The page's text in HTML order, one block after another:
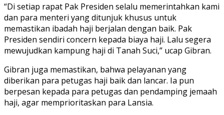
“Di setiap rapat Pak Presiden selalu memerintahkan kami
dan para menteri yang ditunjuk khusus untuk
memastikan ibadah haji berjalan dengan baik. Pak
Presiden sendiri concern kepada biaya haji. Lalu segera
mewujudkan kampung haji di Tanah Suci,” ucap Gibran.
Gibran juga memastikan, bahwa pelayanan yang
diberikan para petugas haji baik dan lancar. Ia pun
berpesan kepada para petugas dan pendamping jemaah
haji, agar memprioritaskan para Lansia.